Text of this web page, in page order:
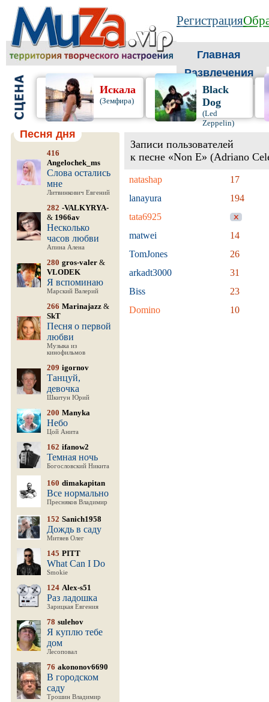
Регистрация
Главная
Развлечения
Искала
(Земфира)
Black
Dog
(Led
Zeppelin)
Песня дня
416
Angelochek_ms
Слова остались
мне
Литвинкович Евгений
282 -VALKYRYA-
& 1966av
Несколько
часов любви
Апина Алена
280 gros-valer &
VLODEK
Я вспоминаю
Марский Валерий
266 Marinajazz &
SkT
Песня о первой
любви
Музыка из
кинофильмов
209 igornov
Танцуй,
девочка
Шкитун Юрий
200 Manyka
Небо
Цой Анита
162 ifanow2
Темная ночь
Богословский Никита
160 dimakapitan
Все нормально
Пресняков Владимир
152 Sanich1958
Дождь в саду
Митяев Олег
145 PITT
What Can I Do
Smokie
124 Alex-s51
Раз ладошка
Зарицкая Евгения
78 sulehov
Я куплю тебе
дом
Лесоповал
76 akononov6690
В городском
саду
Трошин Владимир
Записи пользователей
к песне «Non E» (Adriano
natashap
17
lanayura
194
tata6925
matwei
14
TomJones
26
arkadt3000
31
Biss
23
Domino
10